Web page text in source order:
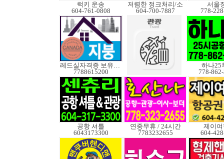
럭키 운송
604-761-0808
저렴한 정크처리/소
604-700-7887
서울
778-
레드실자격증 보유업체
7788615200
하나25
778-
공항 셔틀
6043173300
연중무휴 / 24시간
7783232655
제이
604-